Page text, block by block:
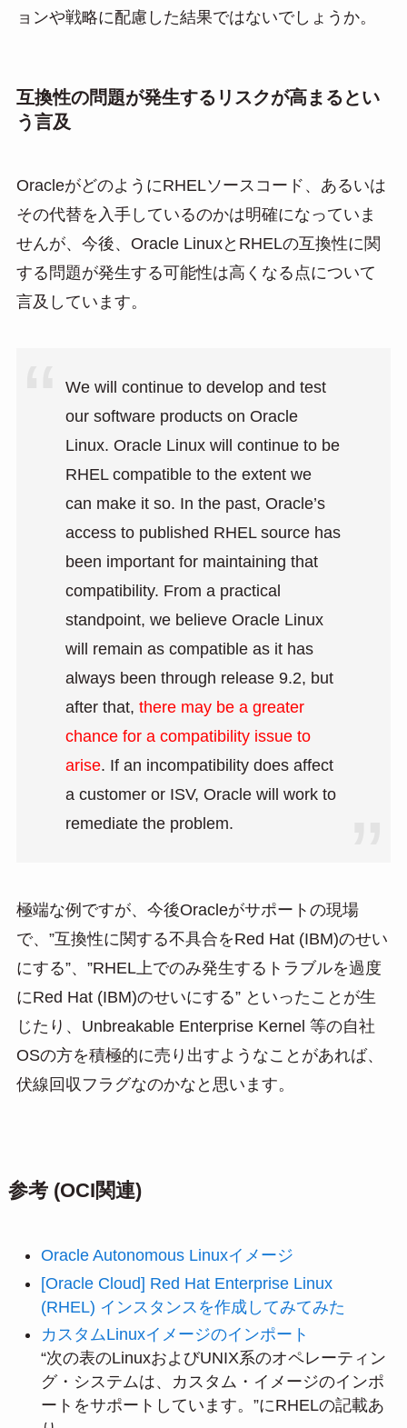
ョンや戦略に配慮した結果ではないでしょうか。
互換性の問題が発生するリスクが高まるとい
う言及
OracleがどのようにRHELソースコード、あるいは
その代替を入手しているのかは明確になっていま
せんが、今後、Oracle LinuxとRHELの互換性に関
する問題が発生する可能性は高くなる点について
言及しています。
We will continue to develop and test
our software products on Oracle
Linux. Oracle Linux will continue to be
RHEL compatible to the extent we
can make it so. In the past, Oracle’s
access to published RHEL source has
been important for maintaining that
compatibility. From a practical
standpoint, we believe Oracle Linux
will remain as compatible as it has
always been through release 9.2, but
after that, there may be a greater
chance for a compatibility issue to
arise. If an incompatibility does affect
a customer or ISV, Oracle will work to
remediate the problem.
極端な例ですが、今後Oracleがサポートの現場
で、”互換性に関する不具合をRed Hat (IBM)のせい
にする”、”RHEL上でのみ発生するトラブルを過度
にRed Hat (IBM)のせいにする” といったことが生
じたり、Unbreakable Enterprise Kernel 等の自社
OSの方を積極的に売り出すようなことがあれば、
伏線回収フラグなのかなと思います。
参考 (OCI関連)
Oracle Autonomous Linuxイメージ
[Oracle Cloud] Red Hat Enterprise Linux
(RHEL) インスタンスを作成してみてみた
カスタムLinuxイメージのインポート
“次の表のLinuxおよびUNIX系のオペレーティン
グ・システムは、カスタム・イメージのインポ
ートをサポートしています。”にRHELの記載あ